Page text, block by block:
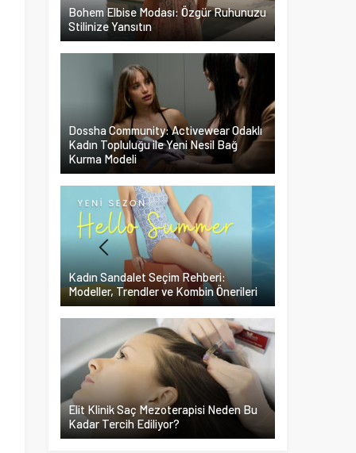
Bohem Elbise Modası: Özgür Ruhunuzu
Stilinize Yansıtın
Dossha Community: Activewear Odaklı
Kadın Topluluğu ile Yeni Nesil Bağ
Kurma Modeli
Kadın Sandalet Seçim Rehberi:
Modeller, Trendler ve Kombin Önerileri
Elit Klinik Saç Mezoterapisi Neden Bu
Kadar Tercih Ediliyor?